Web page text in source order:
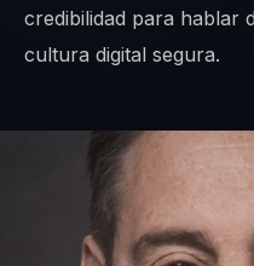
credibilidad para hablar
cultura digital segura.